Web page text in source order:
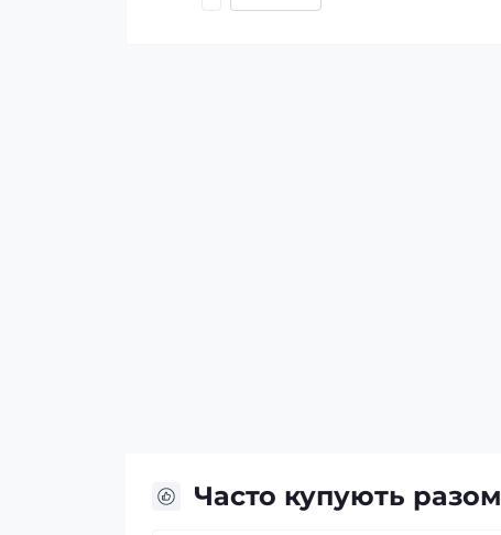
Часто купують разом